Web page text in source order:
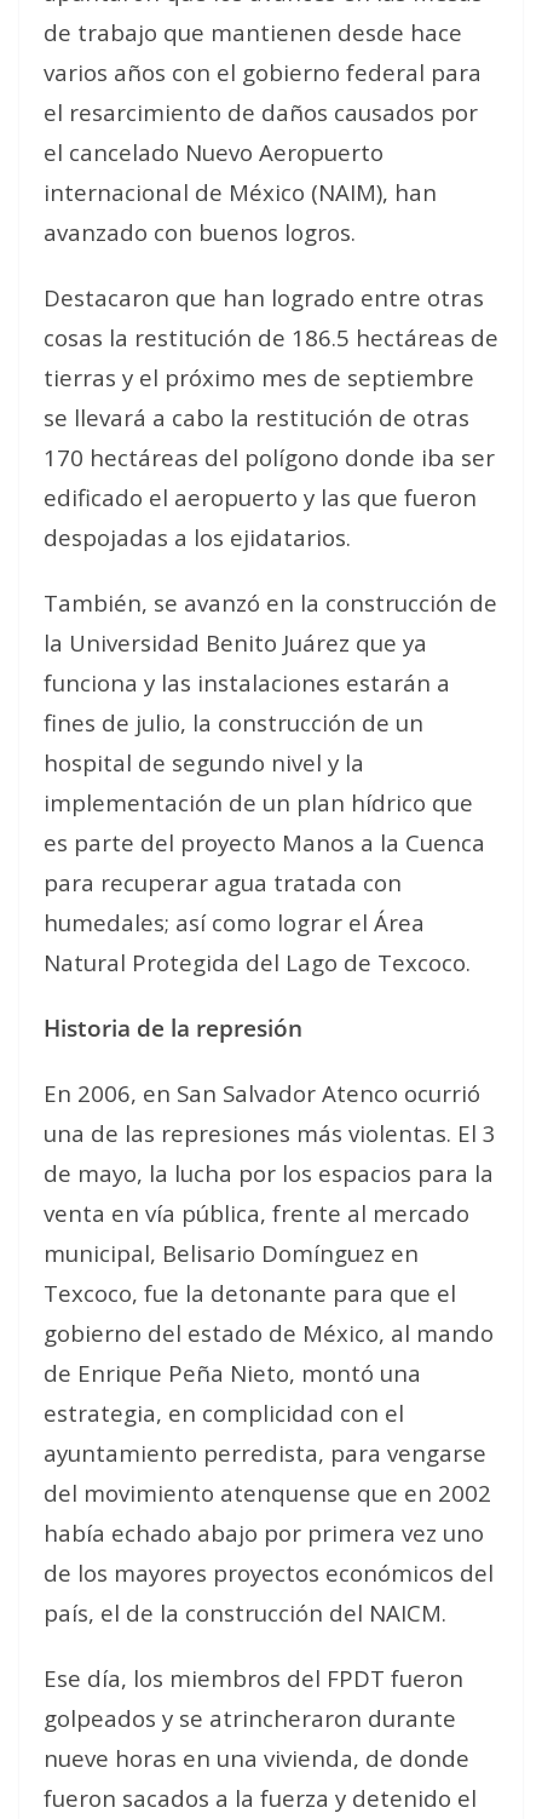
de trabajo que mantienen desde hace
varios años con el gobierno federal para
el resarcimiento de daños causados por
el cancelado Nuevo Aeropuerto
internacional de México (NAIM), han
avanzado con buenos logros.
Destacaron que han logrado entre otras
cosas la restitución de 186.5 hectáreas de
tierras y el próximo mes de septiembre
se llevará a cabo la restitución de otras
170 hectáreas del polígono donde iba ser
edificado el aeropuerto y las que fueron
despojadas a los ejidatarios.
También, se avanzó en la construcción de
la Universidad Benito Juárez que ya
funciona y las instalaciones estarán a
fines de julio, la construcción de un
hospital de segundo nivel y la
implementación de un plan hídrico que
es parte del proyecto Manos a la Cuenca
para recuperar agua tratada con
humedales; así como lograr el Área
Natural Protegida del Lago de Texcoco.
Historia de la represión
En 2006, en San Salvador Atenco ocurrió
una de las represiones más violentas. El 3
de mayo, la lucha por los espacios para la
venta en vía pública, frente al mercado
municipal, Belisario Domínguez en
Texcoco, fue la detonante para que el
gobierno del estado de México, al mando
de Enrique Peña Nieto, montó una
estrategia, en complicidad con el
ayuntamiento perredista, para vengarse
del movimiento atenquense que en 2002
había echado abajo por primera vez uno
de los mayores proyectos económicos del
país, el de la construcción del NAICM.
Ese día, los miembros del FPDT fueron
golpeados y se atrincheraron durante
nueve horas en una vivienda, de donde
fueron sacados a la fuerza y detenido el